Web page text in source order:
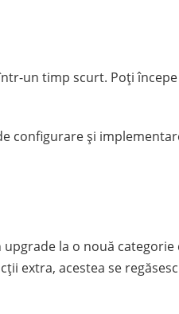
un timp scurt. Poți
configurare și
la o nouă
extra, acestea se